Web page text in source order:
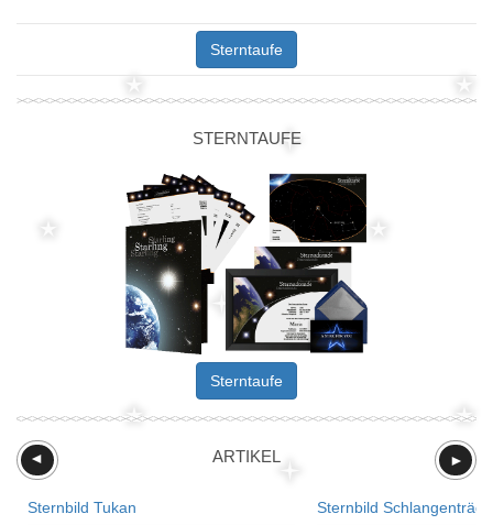
Sterntaufe
STERNTAUFE
Sterntaufe
ARTIKEL ►
►
Sternbild Tukan
Sternbild